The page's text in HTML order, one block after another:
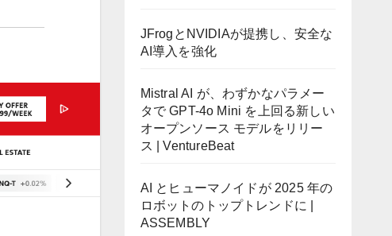
JFrogとNVIDIAが提携し、安全な
AI導入を強化
Mistral AI が、わずかなパラメー
タで GPT-4o Mini を上回る新しい
オープンソース モデルをリリー
ス | VentureBeat
AI とヒューマノイドが 2025 年の
ロボットのトップトレンドに |
ASSEMBLY